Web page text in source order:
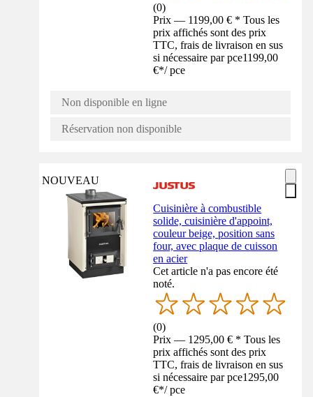
(0)
Prix — 1199,00 € * Tous les
prix affichés sont des prix
TTC, frais de livraison en sus
si nécessaire par pce1199,00
€*/ pce
Non disponible en ligne
Réservation non disponible
NOUVEAU
Cuisinière à combustible
solide, cuisinière d'appoint,
couleur beige, position sans
four, avec plaque de cuisson
en acier
Cet article n'a pas encore été
noté.
(0)
Prix — 1295,00 € * Tous les
prix affichés sont des prix
TTC, frais de livraison en sus
si nécessaire par pce1295,00
€*/ pce